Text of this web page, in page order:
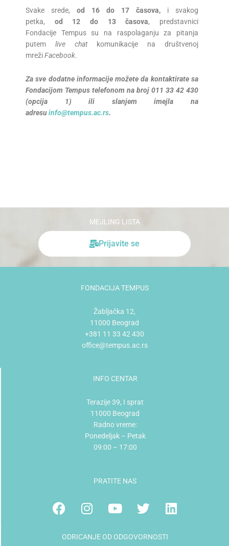
Svake srede, od 16 do 17 časova, i svakog
petka, od 12 do 13 časova, predstavnici
Fondacije Tempus su na raspolaganju za pitanja
putem live chatkomunikacije na društvenoj
mrežiFacebook.
Za sve dodatne informacije možete da kontaktirate sa
Fondacijom Tempus telefonom na broj 011 33 42 430
(opcija 1) ili slanjem imejla na
adresuinfo@tempus.ac.rs.
MEJLING LISTA
Prijavite se
FONDACIJA TEMPUS
Žabljačka 12,
11000 Beograd
+381 11 33 42 430
office@tempus.ac.rs
INFO CENTAR
Terazije 39, I sprat
11000 Beograd
Radno vreme:
Ponedeljak – Petak
09:00 – 17:00
PRATITE NAS
FacebookInstagram
YoutubeTwitterLinkedin
ODRICANJE OD ODGOVORNOSTI